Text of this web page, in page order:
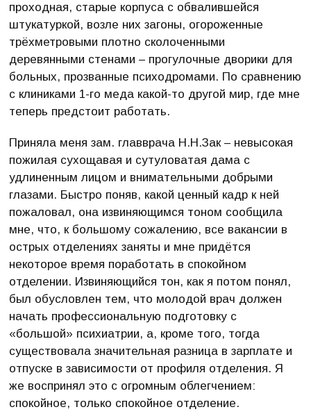
проходная, старые корпуса с обвалившейся
штукатуркой, возле них загоны, огороженные
трёхметровыми плотно сколоченными
деревянными стенами – прогулочные дворики для
больных, прозванные психодромами. По сравнению
с клиниками 1-го меда какой-то другой мир, где мне
теперь предстоит работать.
Приняла меня зам. главврача Н.Н.Зак – невысокая
пожилая сухощавая и сутуловатая дама с
удлиненным лицом и внимательными добрыми
глазами. Быстро поняв, какой ценный кадр к ней
пожаловал, она извиняющимся тоном сообщила
мне, что, к большому сожалению, все вакансии в
острых отделениях заняты и мне придётся
некоторое время поработать в спокойном
отделении. Извиняющийся тон, как я потом понял,
был обусловлен тем, что молодой врач должен
начать профессиональную подготовку с
«большой» психиатрии, а, кроме того, тогда
существовала значительная разница в зарплате и
отпуске в зависимости от профиля отделения. Я
же воспринял это с огромным облегчением:
спокойное, только спокойное отделение.